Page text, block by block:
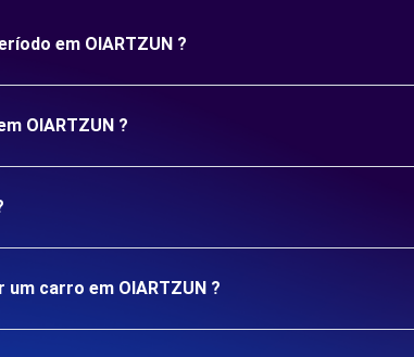
em OIARTZUN ?
OIARTZUN ?
carro em OIARTZUN ?